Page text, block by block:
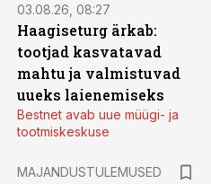
03.08.26, 08:27
Haagiseturg ärkab:
tootjad kasvatavad
mahtu ja valmistuvad
uueks laienemiseks
Bestnet avab uue müügi- ja
tootmiskeskuse
MAJANDUSTULEMUSED